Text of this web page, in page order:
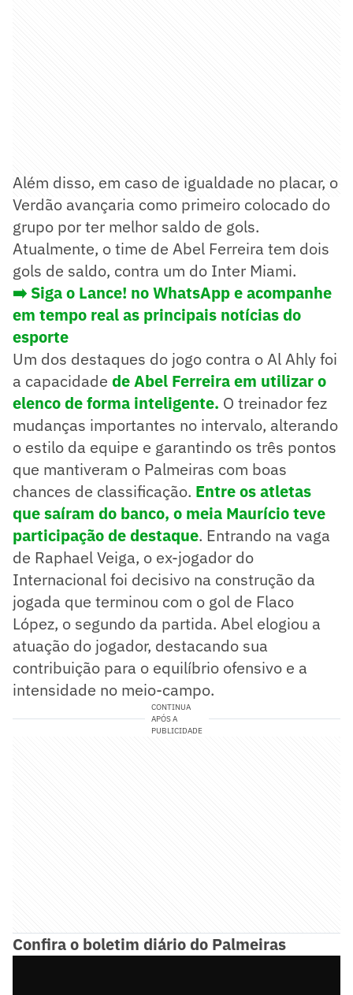
Além disso, em caso de igualdade no placar, o
Verdão avançaria como primeiro colocado do
grupo por ter melhor saldo de gols.
Atualmente, o time de Abel Ferreira tem dois
gols de saldo, contra um do Inter Miami.
➡️ Siga o Lance! no WhatsApp e acompanhe
em tempo real as principais notícias do
esporte
Um dos destaques do jogo contra o Al Ahly foi
a capacidade de Abel Ferreira em utilizar o
elenco de forma inteligente. O treinador fez
mudanças importantes no intervalo, alterando
o estilo da equipe e garantindo os três pontos
que mantiveram o Palmeiras com boas
chances de classificação. Entre os atletas
que saíram do banco, o meia Maurício teve
participação de destaque. Entrando na vaga
de Raphael Veiga, o ex-jogador do
Internacional foi decisivo na construção da
jogada que terminou com o gol de Flaco
López, o segundo da partida. Abel elogiou a
atuação do jogador, destacando sua
contribuição para o equilíbrio ofensivo e a
intensidade no meio-campo.
CONTINUA
APÓS A
PUBLICIDADE
Confira o boletim diário do Palmeiras